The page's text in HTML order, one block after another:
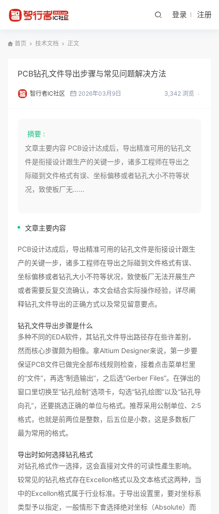
登录 注册
首页 技术文档 正文
PCB钻孔文件导出步骤与常见问题解决方法
智行者IC社区 2026年03月9日 3,342 浏览
摘要 :
文章主要内容 PCB设计达成后，导出精准可用的钻孔文
件是衔接设计跟生产的关键一步，诸多工程师在导出之
际碰到文件格式有误、坐标偏移或者钻孔大小不符等状
况，致使板厂无……
文章主要内容
PCB设计达成后，导出精准可用的钻孔文件是衔接设计跟生
产的关键一步，诸多工程师在导出之际碰到文件格式有误、
坐标偏移或者钻孔大小不符等状况，致使板厂无法开展生产
或者需要反复交流确认，本文会结合实际操作经验，详尽阐
释钻孔文件导出的正确方式以及常见留意要点。
钻孔文件导出步骤是什么
多种不同的EDA软件，其钻孔文件导出路径存在些许差别，
然而核心步骤颇为相像。拿Altium Designer来说，第一步要
保证PCB文件已做完全部布线规则检查，接着点击菜单栏里
的“文件”，再选“制造输出”，之后选“Gerber Files”。在弹出的
窗口里切换至“钻孔绘制”选项卡，勾选“钻孔绘图”以及“钻孔导
向孔”，还要挑选正确的单位与格式。推荐采用公制单位、2:5
格式，也就是前两位是整数，后五位是小数，这是多数板厂
最为常用的格式。
导出时如何选择钻孔格式
对钻孔格式作一选择，这会直接对文件的可读性產生影响。
较常见的钻孔格式存在Excellon格式以及文本格式这两种，当
中的Excellon格式属于行业标准。于导出设置里，要对坐标系
类型予以指定，一般情形下會选择绝对坐标（Absolute）而